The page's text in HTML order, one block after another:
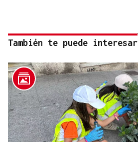
También te puede interesar